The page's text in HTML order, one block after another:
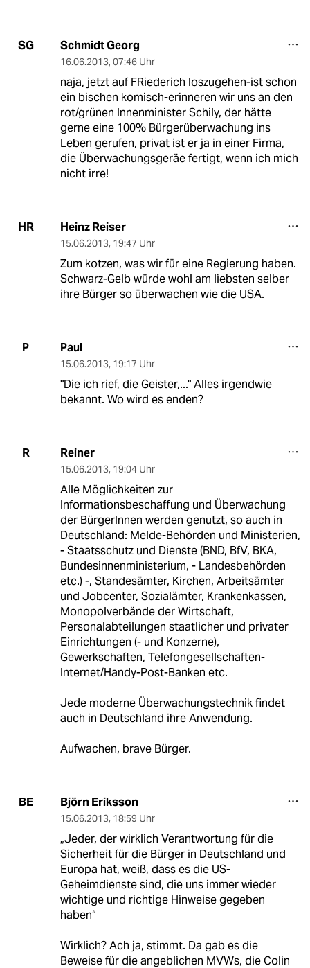
SG Schmidt Georg
16.06.2013, 07:46 Uhr
naja, jetzt auf FRiederich loszugehen-ist schon
ein bischen komisch-erinneren wir uns an den
rot/grünen Innenminister Schily, der hätte
gerne eine 100% Bürgerüberwachung ins
Leben gerufen, privat ist er ja in einer Firma,
die Überwachungsgeräe fertigt, wenn ich mich
nicht irre!
HR Heinz Reiser
15.06.2013, 19:47 Uhr
Zum kotzen, was wir für eine Regierung haben.
Schwarz-Gelb würde wohl am liebsten selber
ihre Bürger so überwachen wie die USA.
P Paul
15.06.2013, 19:17 Uhr
"Die ich rief, die Geister,..." Alles irgendwie
bekannt. Wo wird es enden?
R Reiner
15.06.2013, 19:04 Uhr
Alle Möglichkeiten zur
Informationsbeschaffung und Überwachung
der BürgerInnen werden genutzt, so auch in
Deutschland: Melde-Behörden und Ministerien,
- Staatsschutz und Dienste (BND, BfV, BKA,
Bundesinnenministerium, - Landesbehörden
etc.) -, Standesämter, Kirchen, Arbeitsämter
und Jobcenter, Sozialämter, Krankenkassen,
Monopolverbände der Wirtschaft,
Personalabteilungen staatlicher und privater
Einrichtungen (- und Konzerne),
Gewerkschaften, Telefongesellschaften-
Internet/Handy-Post-Banken etc.
Jede moderne Überwachungstechnik findet
auch in Deutschland ihre Anwendung.
Aufwachen, brave Bürger.
BE Björn Eriksson
15.06.2013, 18:59 Uhr
„Jeder, der wirklich Verantwortung für die
Sicherheit für die Bürger in Deutschland und
Europa hat, weiß, dass es die US-
Geheimdienste sind, die uns immer wieder
wichtige und richtige Hinweise gegeben
haben“
Wirklich? Ach ja, stimmt. Da gab es die
Beweise für die angeblichen MVWs, die Colin